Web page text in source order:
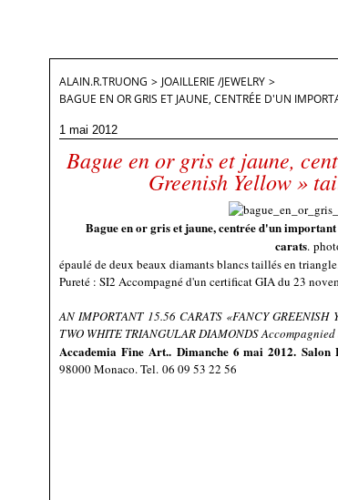
ALAIN.R.TRUONG > JOAILLERIE /JEWELRY >
BAGUE EN OR GRIS ET JAUNE, CENTRÉE D'UN
1 mai 2012
Bague en or gris et jaune,
Greenish Yellow »
Bague en or gris et jaune, centrée d'un
carats.
épaulé de deux beaux diamants blancs taillés en
Pureté : SI2 Accompagné d'un certificat GIA du 23
AN IMPORTANT 15.56 CARATS «FANCY
TWO WHITE TRIANGULAR DIAMONDS
Accademia Fine Art.. Dimanche 6 mai 2012.Salon
98000 Monaco. Tel. 06 09 53 22 56